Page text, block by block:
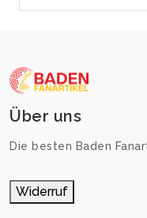
Über uns
Die besten Baden
Widerruf